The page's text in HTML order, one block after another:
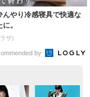
んやり冷感寝具で快適な
。
ザ)
by